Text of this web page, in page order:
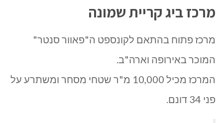
מרכז ביג קריית שמונה
מרכז פתוח בהתאם לקונספט ה"פאוור סנטר"
המוכר באירופה וארה"ב.
המרכז מכיל 10,000 מ"ר שטחי מסחר ומשתרע על
פני 34 דונם.